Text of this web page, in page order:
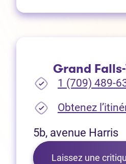
Grand
1 (709) 489-
Obtenez
5b, avenue Harris
Laissez une